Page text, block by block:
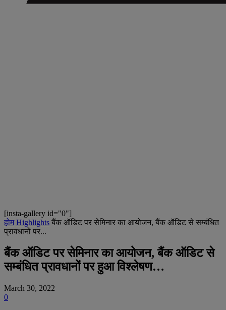
[insta-gallery id="0"]
होम Highlights बैंक ऑडिट पर सेमिनार का आयोजन, बैंक ऑडिट से सम्बंधित
प्रावधानों पर...
बैंक ऑडिट पर सेमिनार का आयोजन, बैंक ऑडिट से
सम्बंधित प्रावधानों पर हुआ विश्लेषण…
March 30, 2022
0